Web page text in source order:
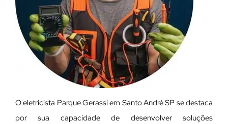
O eletricista Parque Gerassi em Santo André SP se destaca
por sua capacidade de desenvolver soluções